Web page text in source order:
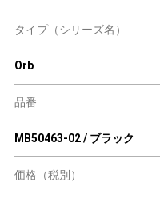
タイプ（シリーズ名）
Orb
品番
MB50463-02 / ブラック
価格（税別）